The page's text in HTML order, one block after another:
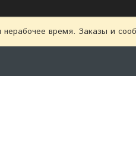
нерабочее время. Заказы и